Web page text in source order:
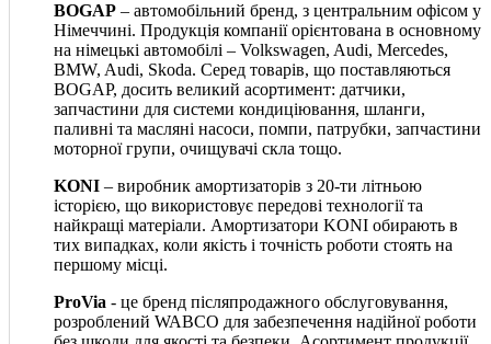
BOGAP – автомобільний бренд, з центральним офісом у
Німеччині. Продукція компанії орієнтована в основному
на німецькі автомобілі – Volkswagen, Audi, Mercedes,
BMW, Audi, Skoda. Серед товарів, що поставляються
BOGAP, досить великий асортимент: датчики,
запчастини для системи кондиціювання, шланги,
паливні та масляні насоси, помпи, патрубки, запчастини
моторної групи, очищувачі скла тощо.
KONI – виробник амортизаторів з 20-ти літньою
історією, що використовує передові технології та
найкращі матеріали. Амортизатори KONI обирають в
тих випадках, коли якість і точність роботи стоять на
першому місці.
ProVia - це бренд післяпродажного обслуговування,
розроблений WABCO для забезпечення надійної роботи